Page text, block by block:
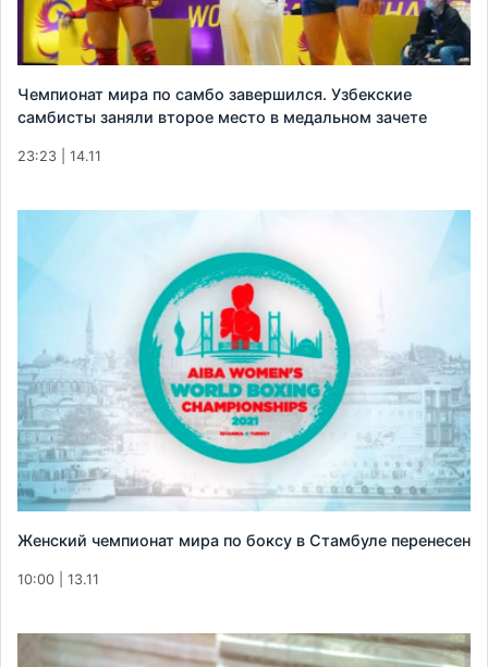
Чемпионат мира по самбо завершился. Узбекские
самбисты заняли второе место в медальном зачете
23:23 | 14.11
Женский чемпионат мира по боксу в Стамбуле перенесен
10:00 | 13.11